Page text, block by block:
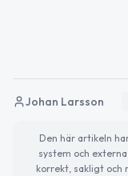
Johan Larsson
Den här artikeln
system och
korrekt, sakligt och